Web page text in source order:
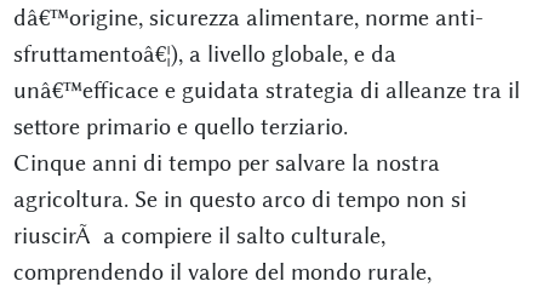
dâ€™origine, sicurezza alimentare, norme anti-
sfruttamentoâ€¦), a livello globale, e da
unâ€™efficace e guidata strategia di alleanze tra il
settore primario e quello terziario.
Cinque anni di tempo per salvare la nostra
agricoltura. Se in questo arco di tempo non si
riuscirÃ a compiere il salto culturale,
comprendendo il valore del mondo rurale,